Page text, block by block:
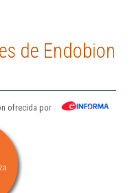
de Endobion
ofrecida por